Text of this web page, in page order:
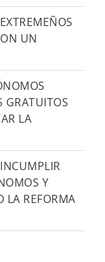
UN
GRATUITOS
LA
Y
LA REFORMA